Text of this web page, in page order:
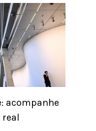
acompanhe